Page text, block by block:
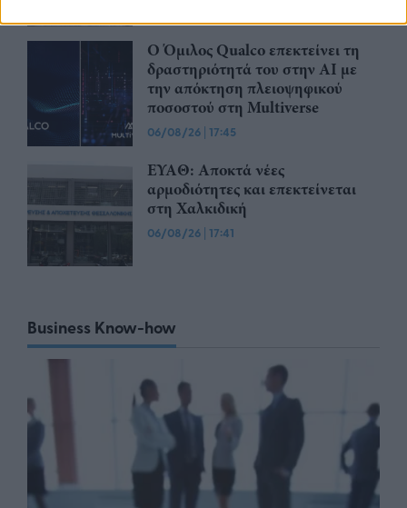
Ο Όμιλος Qualco επεκτείνει τη
δραστηριότητά του στην ΑΙ με
την απόκτηση πλειοψηφικού
ποσοστού στη Multiverse
06/08/26 | 17:45
ΕΥΑΘ: Αποκτά νέες
αρμοδιότητες και επεκτείνεται
στη Χαλκιδική
06/08/26 | 17:41
Business Know-how